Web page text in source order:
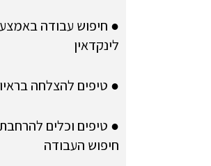
● חיפוש עבודה
לינקדאין
● טיפים להצלחה
● טיפים וכלים
חיפוש העבודה